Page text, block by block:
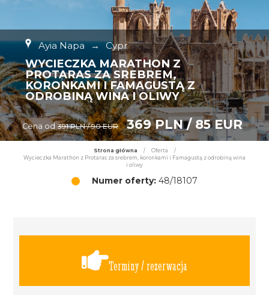
Ayia Napa → Cypr
WYCIECZKA MARATHON Z
PROTARAS ZA SREBREM,
KORONKAMI I FAMAGUSTĄ Z
ODROBINĄ WINA I OLIWY
Cena od 391 PLN / 90 EUR 369 PLN / 85 EUR
Strona główna / Oferta
/
Wycieczka Marathon z Protaras za srebrem, koronkami i Famagustą z odrobiną wina
i oliwy
Numer oferty: 48/18107
Terminy / rezerwacja